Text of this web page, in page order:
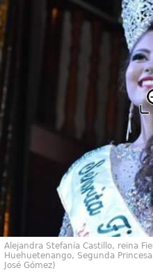
Alejandra Stefanía Castillo, reina
Huehuetenango, Segunda
José Gómez)